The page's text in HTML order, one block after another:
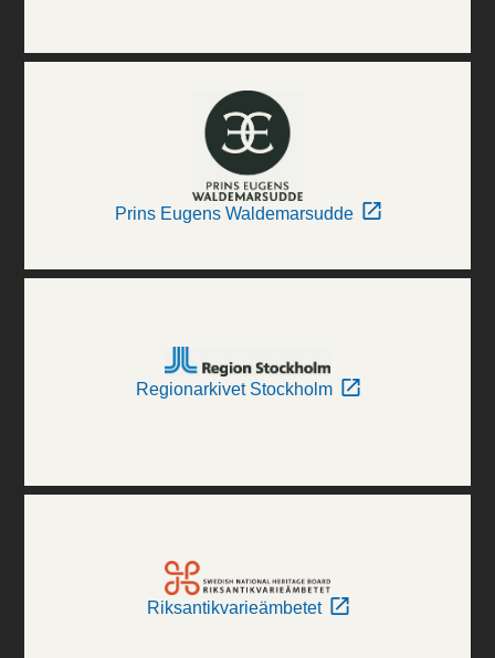
Prins Eugens Waldemarsudde
Regionarkivet Stockholm
Riksantikvarieämbetet